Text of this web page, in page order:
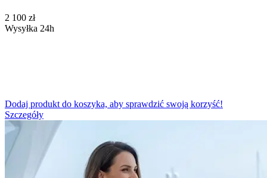
‍2 100‍ zł
Wysyłka 24h
Dodaj produkt do koszyka, aby sprawdzić swoją korzyść!
Szczegóły